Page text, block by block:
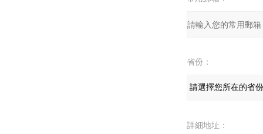
省份：
詳細地址：